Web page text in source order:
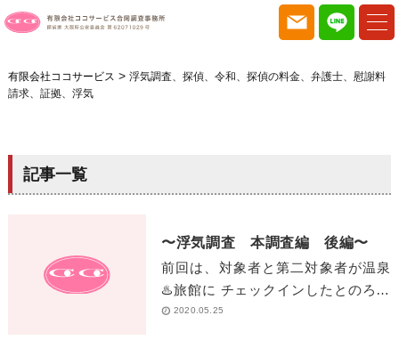
有限会社ココサービス > 浮気調査、探偵、令和、探偵の料金、弁護士、慰謝料
請求、証拠、浮気
記事一覧
〜浮気調査 本調査編 後編〜
前回は、対象者と第二対象者が温泉
♨️旅館に チェックインしたとのろで
終わりました。 そして、メインの資
2020.05.25